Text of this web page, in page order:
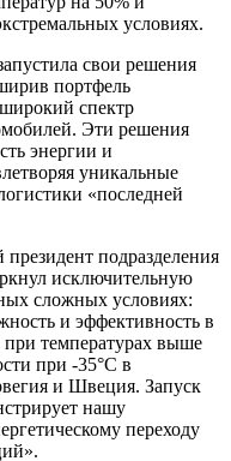
условиях.
свои решения
портфель
спектр
Эти решения
энергии и
уникальные
«последней
подразделения
исключительную
сложных условиях:
и эффективность в
при температурах выше
при -35°C в
и Швеция. Запуск
нашу
переходу